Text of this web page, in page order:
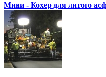
Мини - Кохер для литого